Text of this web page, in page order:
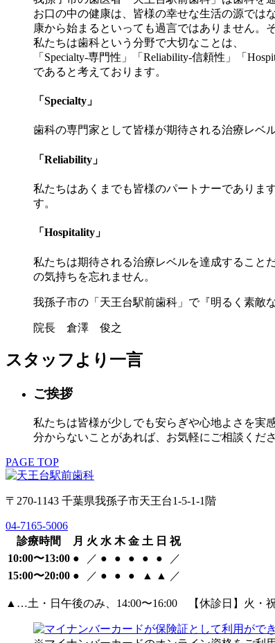
お口の中の健康は、皆様の幸せな生活の源で
康から始まるといっても過言ではありません。
私たちは歯科という分野で大切なことは、
「Specialty-専門性」「Reliability-信頼性」「
であると考えております。
「Specialty」
歯科の専門家として皆様が期待される治療レベ
「Reliability」
私たちはあくまでも皆様のパートナーでありま
す。
「Hospitality」
私たちは期待される治療レベルを達成すること
の気持ちを忘れません。
我孫子市の「天王台駅前歯科」で『明るく素敵
院長 倉澤 俊之
スタッフより一言
ご挨拶
私たちは皆様が少しでも安らぎや心地よさを実
分からないことがあれば、お気軽にご相談くださ
PAGE TOP
〒270-1143 千葉県我孫子市天王台1-5-1-1階
04-7165-5006
診療時間
月 火 水 木 金 土 日 祝
10:00〜13:00 ● ／ ● ● ● ● ●
／
15:00〜20:00 ● ／ ● ● ● ▲ ▲ ／
▲…土・日午後のみ、14:00〜16:00 【休診日】火・